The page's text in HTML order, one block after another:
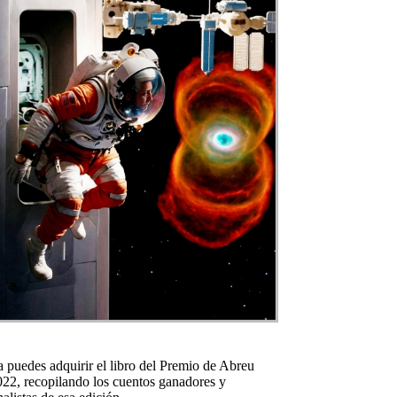
puedes adquirir el libro del Premio de Abreu
recopilando los cuentos ganadores y